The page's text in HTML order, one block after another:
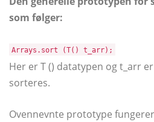
som følger:
Arrays.sort (T() t_arr);
Her er T () datatypen og t_arr
sorteres.
Ovennevnte prototype